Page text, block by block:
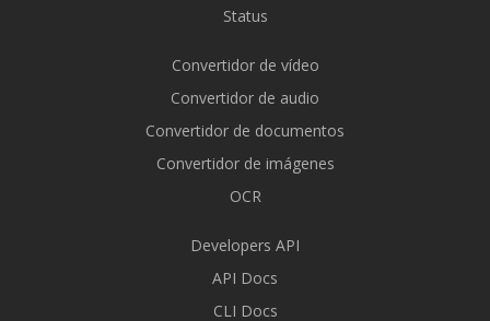
Status
Convertidor de vídeo
Convertidor de audio
Convertidor de documentos
Convertidor de imágenes
OCR
Developers API
API Docs
CLI Docs